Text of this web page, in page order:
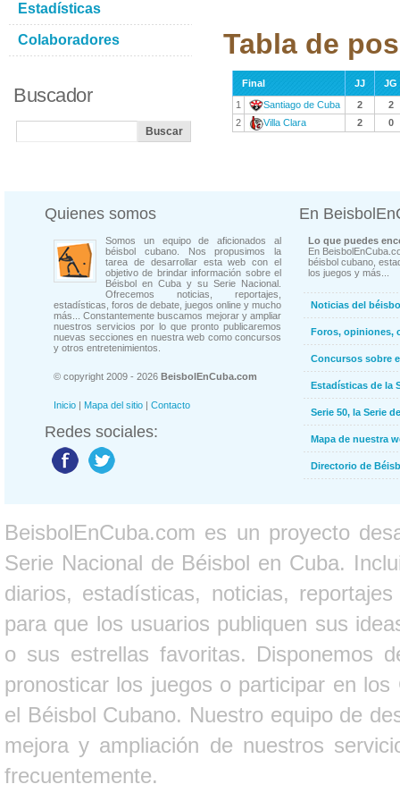
Tabla de
Final JJ
JG
1
Santiago de Cuba 2
2
2
Villa Clara 2 0
Estadísticas
Colaboradores
Buscador
Quienes somos
Somos un equipo de aficionados al
béisbol cubano. Nos propusimos la
tarea de desarrollar esta web con el
objetivo de brindar información sobre el
Béisbol en Cuba y su Serie Nacional.
Ofrecemos noticias, reportajes,
estadísticas, foros de debate, juegos online y mucho
más... Constantemente buscamos mejorar y ampliar
nuestros servicios por lo que pronto publicaremos
nuevas secciones en nuestra web como concursos
y otros entretenimientos.
© copyright 2009 - 2026 BeisbolEnCuba.com
Inicio | Mapa del sitio | Contacto
Redes sociales:
En
Lo que puedes
En
béisbol cubano,
los juegos y más...
Noticias del
Foros, opiniones,
Concursos sobre
Estadísticas de la
Serie 50, la Serie
Mapa de nuestra
Directorio de
BeisbolEnCuba.com es un proyecto
Serie Nacional de Béisbol en Cuba.
diarios, estadísticas, noticias,
para que los usuarios publiquen sus
o sus estrellas favoritas. Disponemos
pronosticar los juegos o participar en
el Béisbol Cubano. Nuestro equipo de
mejora y ampliación de nuestros
frecuentemente.